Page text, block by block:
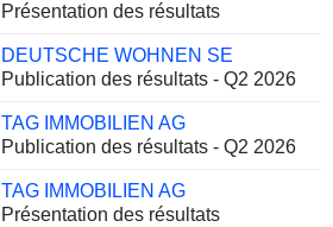
Présentation des résultats
DEUTSCHE WOHNEN SE
Publication des résultats - Q2 2026
TAG IMMOBILIEN AG
Publication des résultats - Q2 2026
TAG IMMOBILIEN AG
Présentation des résultats